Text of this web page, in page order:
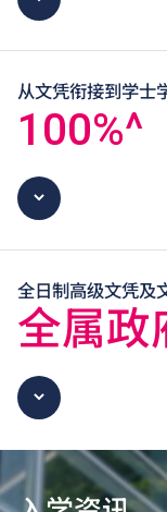
从文凭衔接到学士
100%^
全日制高级文凭及
全属政